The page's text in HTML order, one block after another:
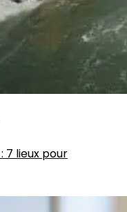
: 7 lieux pour